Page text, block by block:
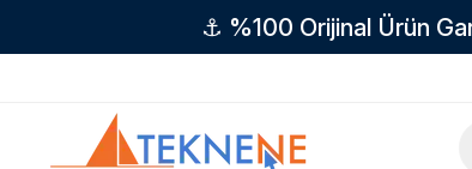
⚓ %100 Orijinal Ürün